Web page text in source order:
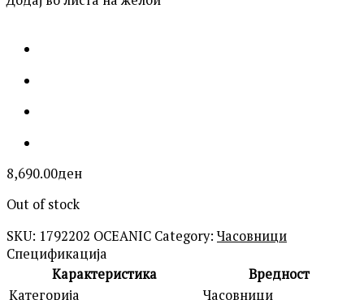
8,690.00ден
Out of stock
SKU: 1792202 OCEANIC Category: Часовници
Спецификација
Карактеристика
Вредност
Категорија
Часовници